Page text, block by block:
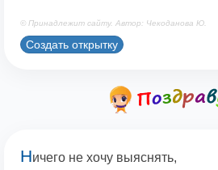
© Принадлежит сайту. Автор: Чекоданова Ю.
Создать открытку
Ничего не хочу выяснять,